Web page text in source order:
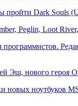
пройти Dark Souls
Peglin, Loot
Эш, нового героя
новых ноутбуков